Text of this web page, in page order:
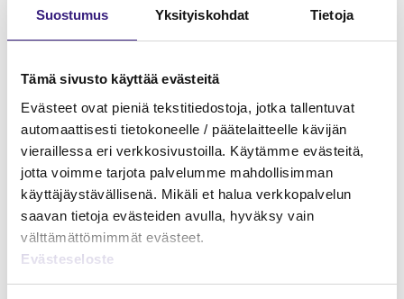
Suostumus Yksityiskohdat Tietoja
Tämä sivusto käyttää evästeitä
Evästeet ovat pieniä tekstitiedostoja, jotka tallentuvat
automaattisesti tietokoneelle / päätelaitteelle kävijän
vieraillessa eri verkkosivustoilla. Käytämme evästeitä,
jotta voimme tarjota palvelumme mahdollisimman
käyttäjäystävällisenä. Mikäli et halua verkkopalvelun
saavan tietoja evästeiden avulla, hyväksy vain
välttämättömimmät evästeet.
Evästeseloste
Osinkoverotuksen
erityiskysymykset
YRITYKSEN TULOVEROTUS